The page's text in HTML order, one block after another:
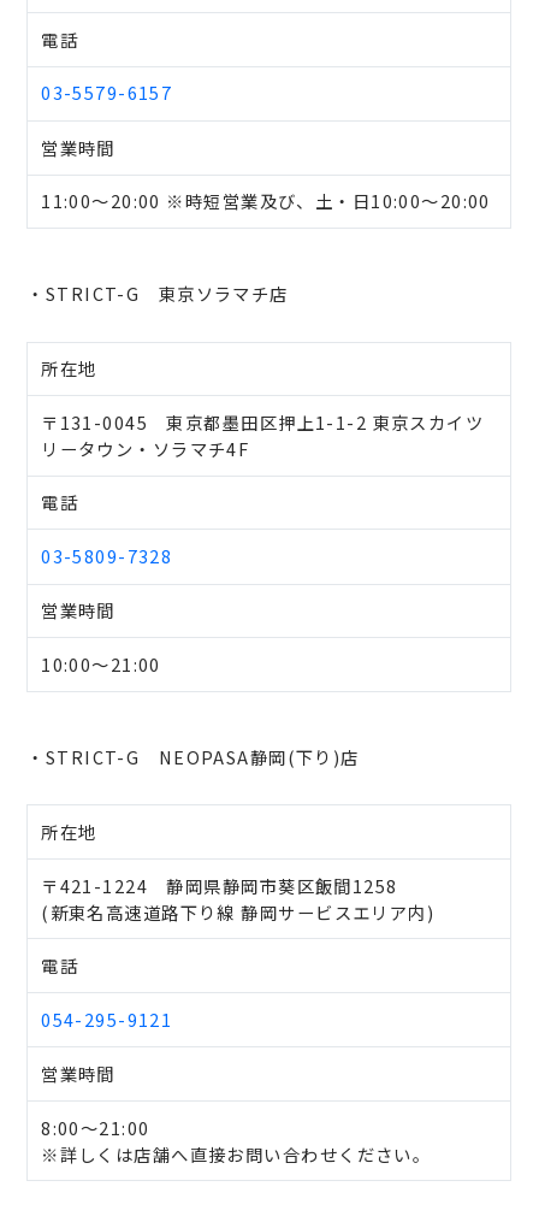
電話
03-5579-6157
営業時間
11:00～20:00 ※時短営業及び、土・日10:00～20:00
・STRICT-G 東京ソラマチ店
所在地
〒131-0045 東京都墨田区押上1-1-2 東京スカイツ
リータウン・ソラマチ4F
電話
03-5809-7328
営業時間
10:00～21:00
・STRICT-G NEOPASA静岡(下り)店
所在地
〒421-1224 静岡県静岡市葵区飯間1258
(新東名高速道路下り線 静岡サービスエリア内)
電話
054-295-9121
営業時間
8:00～21:00
※詳しくは店舗へ直接お問い合わせください。